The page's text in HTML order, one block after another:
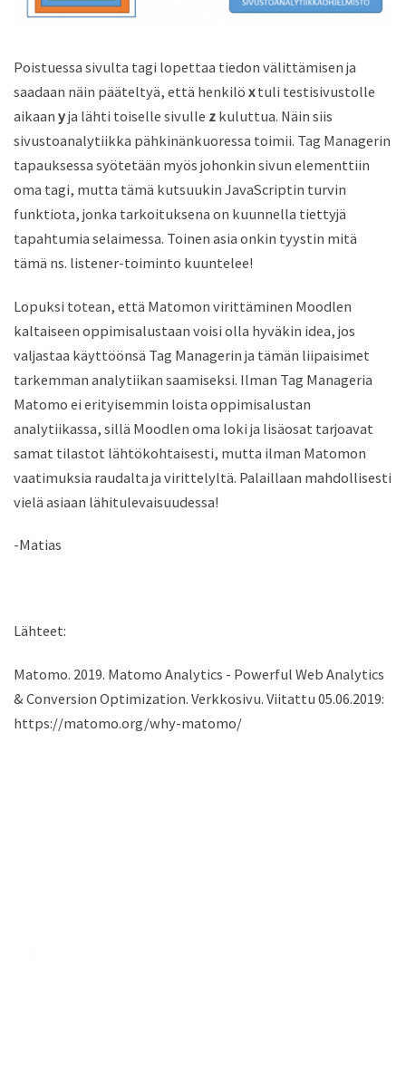
Poistuessa sivulta tagi lopettaa tiedon välittämisen ja
saadaan näin pääteltyä, että henkilö xtuli testisivustolle
aikaan yja lähti toiselle sivulle z kuluttua. Näin siis
sivustoanalytiikka pähkinänkuoressa toimii. Tag Managerin
tapauksessa syötetään myös johonkin sivun elementtiin
oma tagi, mutta tämä kutsuukin JavaScriptin turvin
funktiota, jonka tarkoituksena on kuunnella tiettyjä
tapahtumia selaimessa. Toinen asia onkin tyystin mitä
tämä ns. listener-toiminto kuuntelee!
Lopuksi totean, että Matomon virittäminen Moodlen
kaltaiseen oppimisalustaan voisi olla hyväkin idea, jos
valjastaa käyttöönsä Tag Managerin ja tämän liipaisimet
tarkemman analytiikan saamiseksi. Ilman Tag Manageria
Matomo ei erityisemmin loista oppimisalustan
analytiikassa, sillä Moodlen oma loki ja lisäosat tarjoavat
samat tilastot lähtökohtaisesti, mutta ilman Matomon
vaatimuksia raudalta ja virittelyltä. Palaillaan mahdollisesti
vielä asiaan lähitulevaisuudessa!
-Matias
Lähteet:
Matomo. 2019. Matomo Analytics - Powerful Web Analytics
& Conversion Optimization. Verkkosivu. Viitattu 05.06.2019:
https://matomo.org/why-matomo/